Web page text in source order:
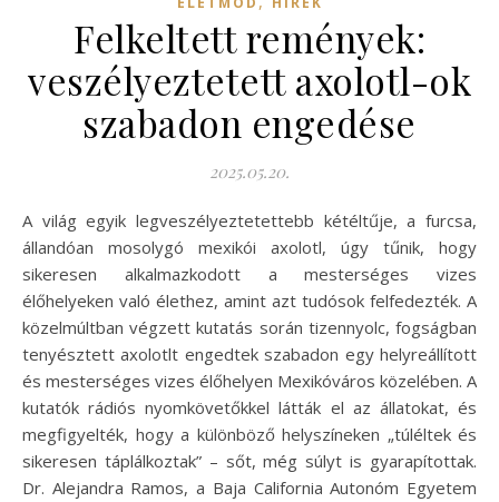
Felkeltett remények:
veszélyeztetett axolotl-ok
szabadon engedése
2025.05.20.
A világ egyik legveszélyeztetettebb kétéltűje, a furcsa,
állandóan mosolygó mexikói axolotl, úgy tűnik, hogy
sikeresen alkalmazkodott a mesterséges vizes
élőhelyeken való élethez, amint azt tudósok felfedezték. A
közelmúltban végzett kutatás során tizennyolc, fogságban
tenyésztett axolotlt engedtek szabadon egy helyreállított
és mesterséges vizes élőhelyen Mexikóváros közelében. A
kutatók rádiós nyomkövetőkkel látták el az állatokat, és
megfigyelték, hogy a különböző helyszíneken „túléltek és
sikeresen táplálkoztak” – sőt, még súlyt is gyarapítottak.
Dr. Alejandra Ramos, a Baja California Autonóm Egyetem